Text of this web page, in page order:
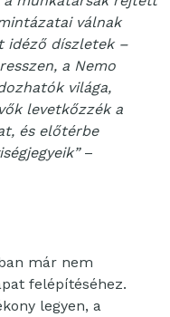
válnak
idéző díszletek –
a Nemo
világa,
levetkőzzék a
és előtérbe
–
már nem
felépítéséhez.
legyen, a